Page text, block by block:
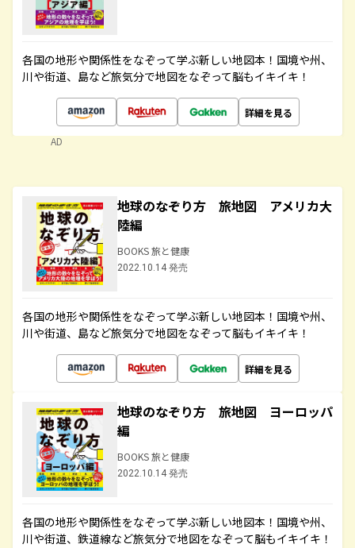
各国の地形や関係性をなぞって学ぶ新しい地図本！国境や州、
川や街道、島など旅気分で地図をなぞって脳もイキイキ！
詳細を見る
AD
地球のなぞり方 旅地図 アメリカ大
陸編
BOOKS 旅と健康
2022.10.14 発売
各国の地形や関係性をなぞって学ぶ新しい地図本！国境や州、
川や街道、島など旅気分で地図をなぞって脳もイキイキ！
詳細を見る
地球のなぞり方 旅地図 ヨーロッパ
編
BOOKS 旅と健康
2022.10.14 発売
各国の地形や関係性をなぞって学ぶ新しい地図本！国境や州、
川や街道、鉄道線など旅気分で地図をなぞって脳もイキイキ！